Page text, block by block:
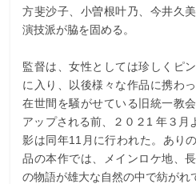
方斐沙子、小曽根叶乃、今井久
演技派が脇を固める。
監督は、女性としては珍しくピ
に入り、以後様々な作品に携わ
在世間を騒がせている旧統一教
アップされる前、２０２1 年３月
影は同年11月に行われた。あり
品の本作では、メインロケ地、
の物語が雄大な自然の中で紡がれ